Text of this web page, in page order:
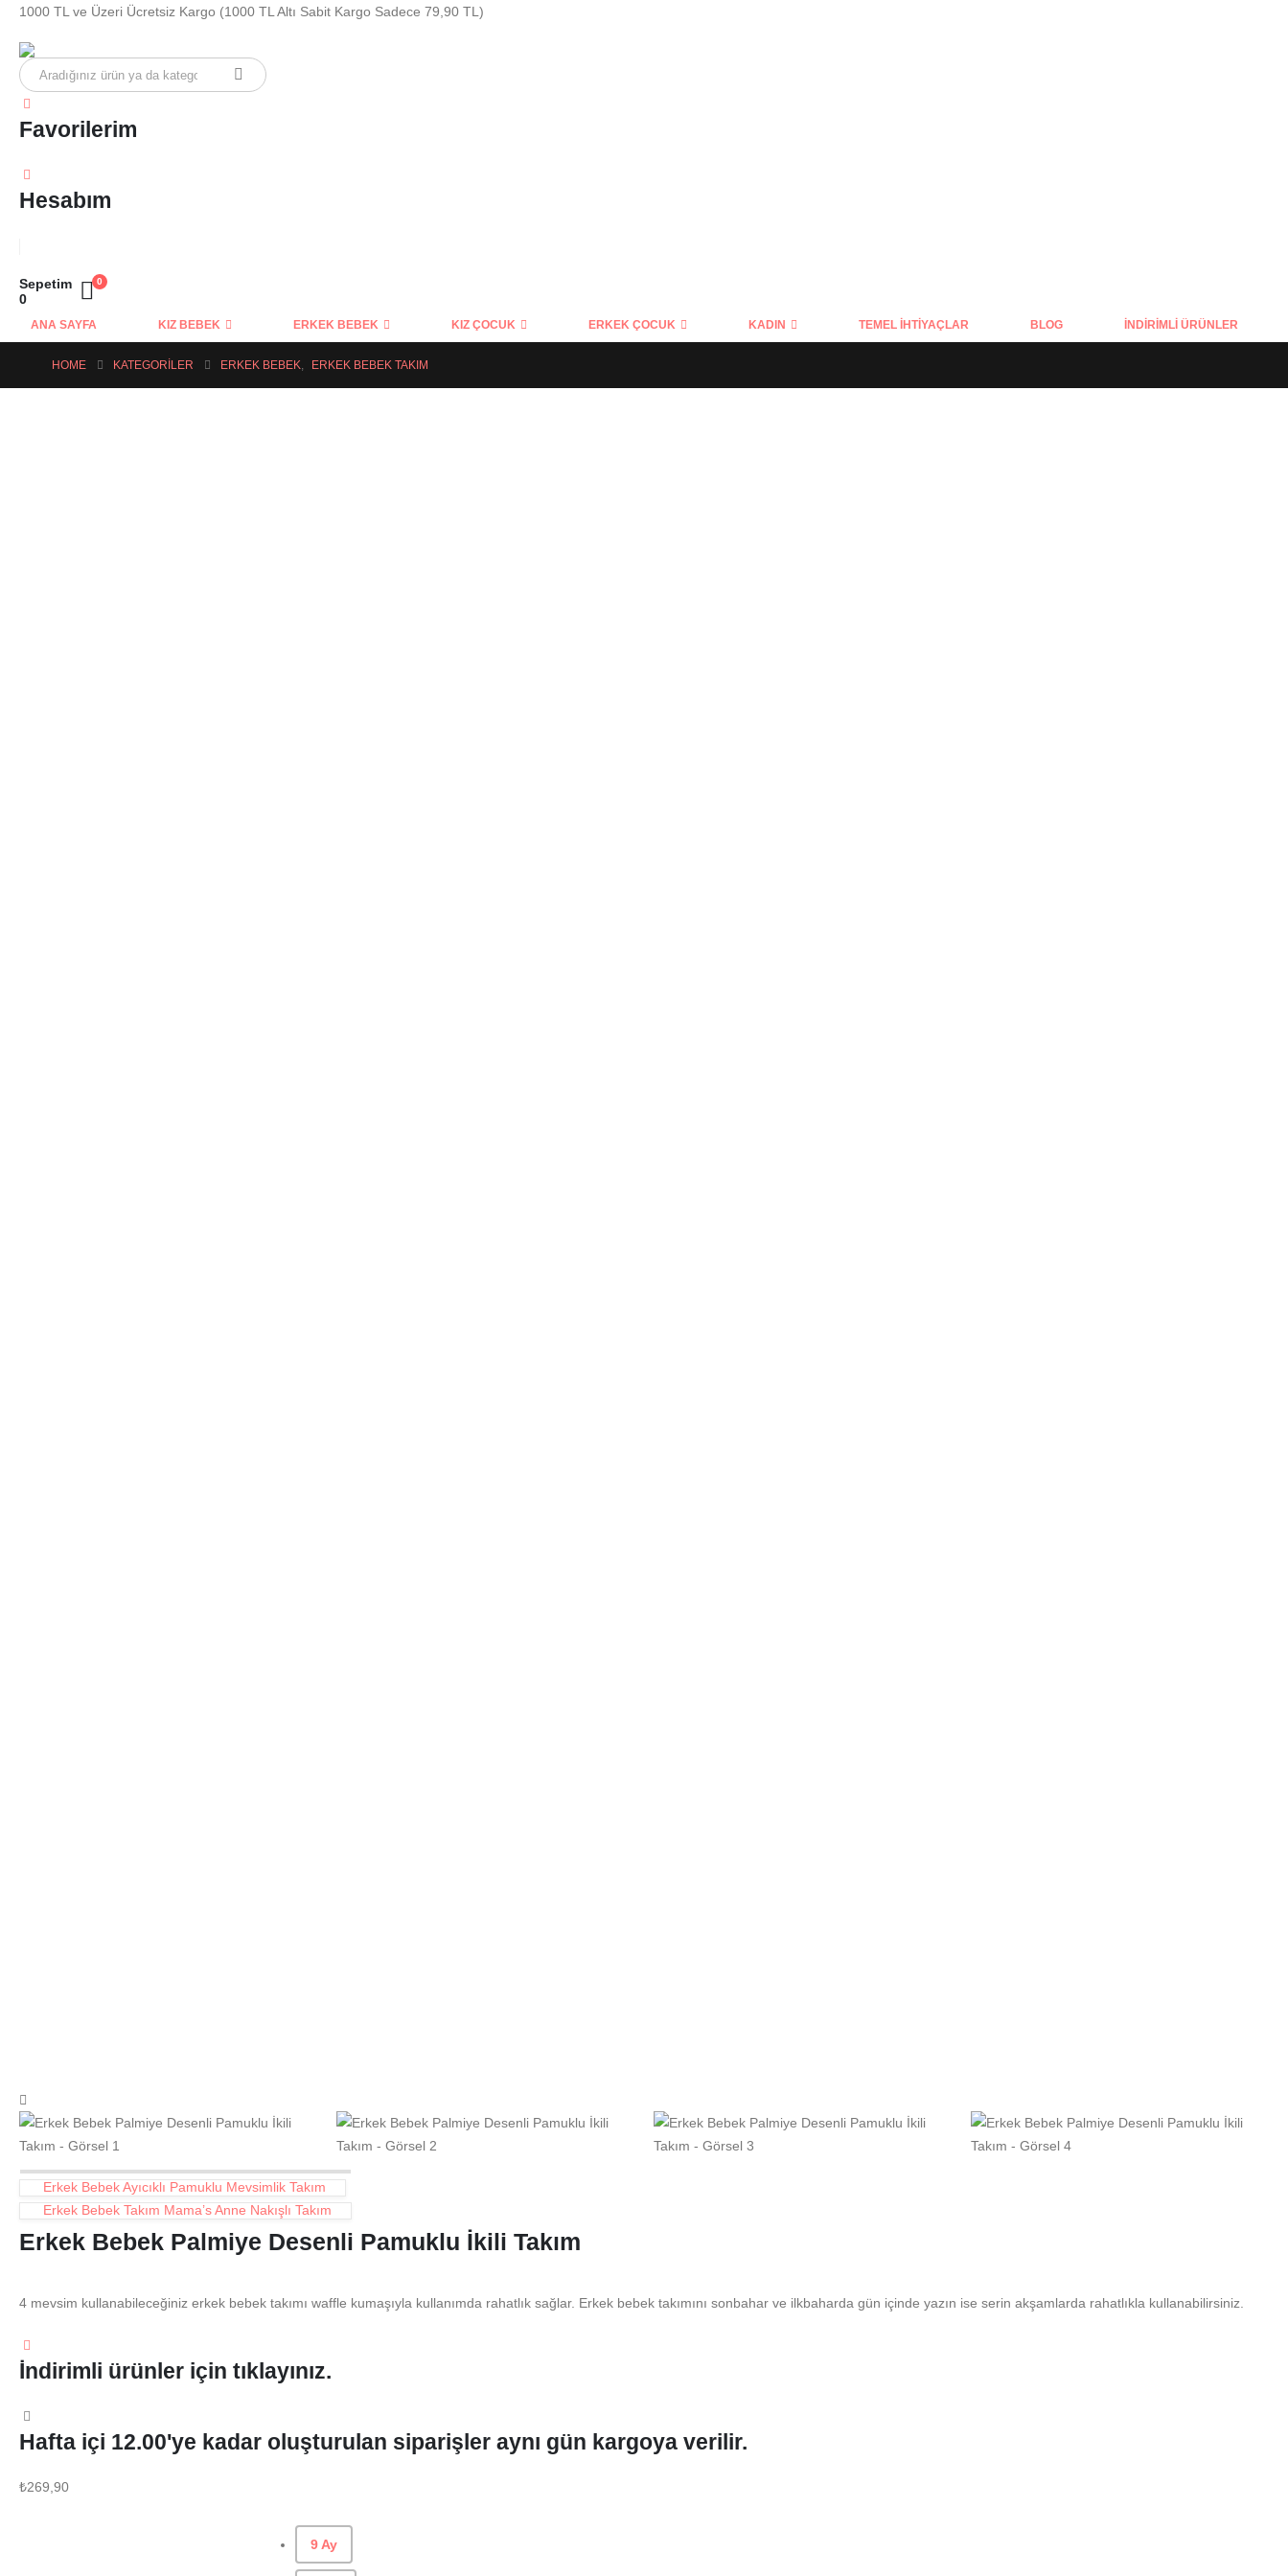
1000 TL ve Üzeri Ücretsiz Kargo (1000 TL Altı Sabit Kargo Sadece 79,90 TL)
Favorilerim
Hesabım
0
Sepetim
0
ANA SAYFA KIZ BEBEK ERKEK BEBEK KIZ ÇOCUK ERKEK ÇOCUK KADIN TEMEL İHTIYAÇLAR BLOG İNDIRIMLI ÜRÜNLER
HOME KATEGORILER ERKEK BEBEK, ERKEK BEBEK TAKIM
Erkek Bebek Ayıcıklı Pamuklu Mevsimlik Takım
Erkek Bebek Takım Mama’s Anne Nakışlı Takım
Erkek Bebek Palmiye Desenli Pamuklu İkili Takım
4 mevsim kullanabileceğiniz erkek bebek takımı waffle kumaşıyla kullanımda rahatlık sağlar. Erkek bebek takımını sonbahar ve ilkbaharda gün içinde yazın ise serin akşamlarda rahatlıkla kullanabilirsiniz.
İndirimli ürünler için tıklayınız.
Hafta içi 12.00'ye kadar oluşturulan siparişler aynı gün kargoya verilir.
₺269,90
9 Ay